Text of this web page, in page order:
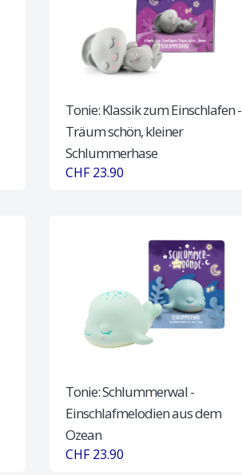
Tonie: Klassik zum Einschlafen -
Träum schön, kleiner
Schlummerhase
CHF 23.90
Tonie: Schlummerwal -
Einschlafmelodien aus dem
Ozean
CHF 23.90